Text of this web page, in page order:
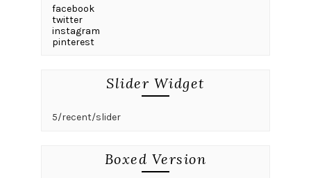
facebook
twitter
instagram
pinterest
Slider Widget
5/recent/slider
Boxed Version